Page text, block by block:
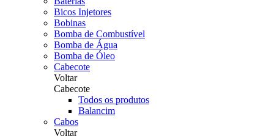
Bicos Injetores
Bobinas
Bomba de Combustível
Bomba de Água
Bomba de Óleo
Cabecote
Voltar
Cabecote
Todos os produtos
Balancim
Cabos
Voltar